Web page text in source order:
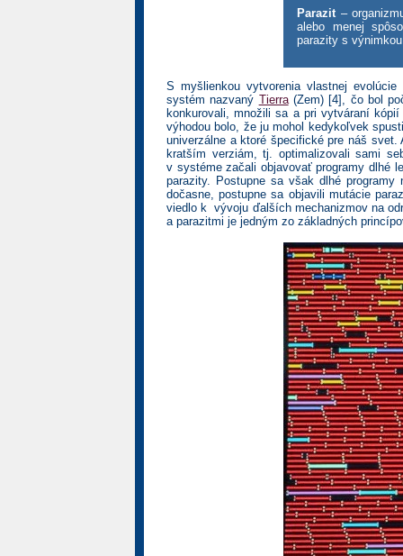
Parazit –
alebo menej
parazity s
S myšlienkou vytvorenia vlastnej
systém nazvaný Tierra(Zem) [4], čo bol
konkurovali, množili sa a pri vytváraní
výhodou bolo, že ju mohol kedykoľvek
univerzálne a ktoré špecifické pre náš
kratším verziám, tj. optimalizovali sami
v systéme začali objavovať programy dlhé
parazity. Postupne sa však dlhé
dočasne, postupne sa objavili mutácie
viedlo k vývoju ďalších mechanizmov na
a parazitmi je jedným zo základných